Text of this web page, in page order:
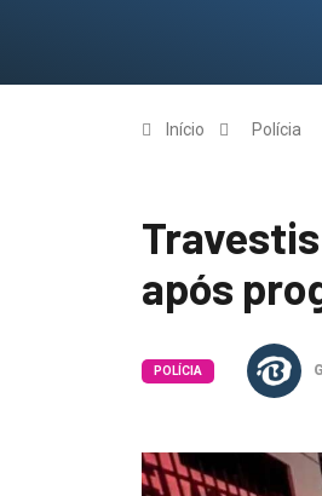
Início Polícia
após
POLÍCIA